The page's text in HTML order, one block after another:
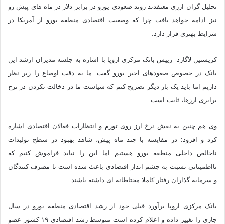
تحلیل گران ارزی معتقدند روند صعودی یورو در برابر دلار در ماه های پیش رو
نیز ادامه خواهد یافت چرا که وضعیت اقتصادی منطقه یورو از آمریکا در
شرایط بهتری قرار دارد.
کریستین لاگارد- رییس بانک مرکزی اروپا با اشاره به جلسه مدیران ارشد این
بانک در خصوص صعودهای اخیر یورو گفت: ما به دقت اوضاع را زیر نظر
داریم اما باید یک بار دیگر تصریح کنم که سیاست ما در دخالت نکردن در نرخ
برابری ارزها، ثابت است.
وی هم چنین به نقش نرخ ارز روی تورم و انتظارات فعالان اقتصادی اشاره
کرد و افزود: در مقایسه با چند ماه پیش، شاهد بهبود در سطح تولیدات
ناخالص داخلی منطقه یورو هستیم اما این را نباید فراموش کنیم که
نااطمینانی نسبت به چشم انداز اقتصادی باعث شده است تا مصرف کنندگان
و سرمایه گذاران رفتار کاملا محتاطانه ای داشته باشند.
بانک مرکزی اروپا برآورد قبلی خود از رشد اقتصادی منطقه یورو در سال
جاری را تغییر داده و اعلام کرده است متوسط رشد اقتصادی ۱۹ کشور عضو